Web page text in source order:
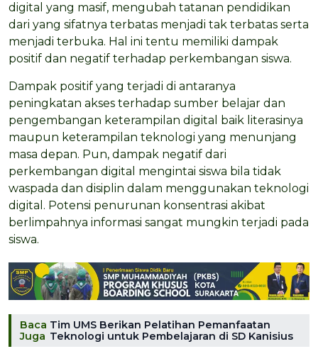
digital yang masif, mengubah tatanan pendidikan
dari yang sifatnya terbatas menjadi tak terbatas serta
menjadi terbuka. Hal ini tentu memiliki dampak
positif dan negatif terhadap perkembangan siswa.
Dampak positif yang terjadi di antaranya
peningkatan akses terhadap sumber belajar dan
pengembangan keterampilan digital baik literasinya
maupun keterampilan teknologi yang menunjang
masa depan. Pun, dampak negatif dari
perkembangan digital mengintai siswa bila tidak
waspada dan disiplin dalam menggunakan teknologi
digital. Potensi penurunan konsentrasi akibat
berlimpahnya informasi sangat mungkin terjadi pada
siswa.
Baca
Juga
Tim UMS Berikan Pelatihan Pemanfaatan
Teknologi untuk Pembelajaran di SD Kanisius